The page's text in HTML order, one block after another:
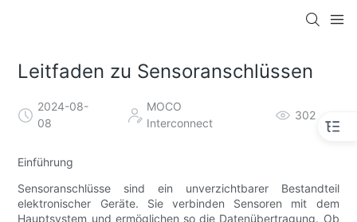
Leitfaden zu Sensoranschlüssen
2024-08-
08
MOCO
Interconnect
302
Einführung
Sensoranschlüsse sind ein unverzichtbarer Bestandteil
elektronischer Geräte. Sie verbinden Sensoren mit dem
Hauptsystem und ermöglichen so die Datenübertragung. Ob